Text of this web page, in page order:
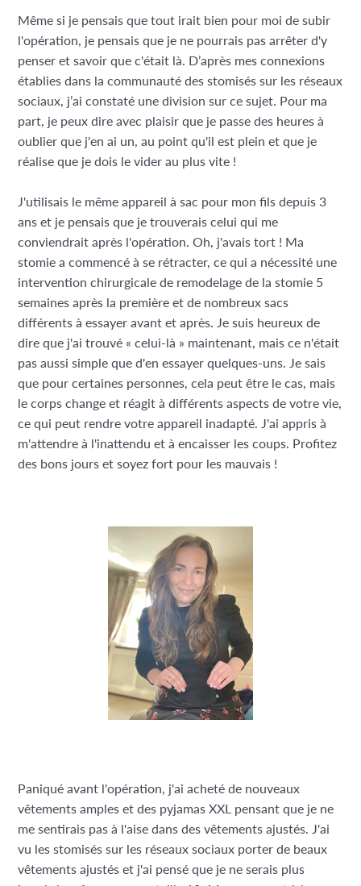
Même si je pensais que tout irait bien pour moi de subir
l'opération, je pensais que je ne pourrais pas arrêter d'y
penser et savoir que c'était là. D’après mes connexions
établies dans la communauté des stomisés sur les réseaux
sociaux, j’ai constaté une division sur ce sujet. Pour ma
part, je peux dire avec plaisir que je passe des heures à
oublier que j'en ai un, au point qu'il est plein et que je
réalise que je dois le vider au plus vite !
J'utilisais le même appareil à sac pour mon fils depuis 3
ans et je pensais que je trouverais celui qui me
conviendrait après l'opération. Oh, j'avais tort ! Ma
stomie a commencé à se rétracter, ce qui a nécessité une
intervention chirurgicale de remodelage de la stomie 5
semaines après la première et de nombreux sacs
différents à essayer avant et après. Je suis heureux de
dire que j'ai trouvé « celui-là » maintenant, mais ce n'était
pas aussi simple que d'en essayer quelques-uns. Je sais
que pour certaines personnes, cela peut être le cas, mais
le corps change et réagit à différents aspects de votre vie,
ce qui peut rendre votre appareil inadapté. J'ai appris à
m'attendre à l'inattendu et à encaisser les coups. Profitez
des bons jours et soyez fort pour les mauvais !
Paniqué avant l'opération, j'ai acheté de nouveaux
vêtements amples et des pyjamas XXL pensant que je ne
me sentirais pas à l'aise dans des vêtements ajustés. J'ai
vu les stomisés sur les réseaux sociaux porter de beaux
vêtements ajustés et j'ai pensé que je ne serais plus